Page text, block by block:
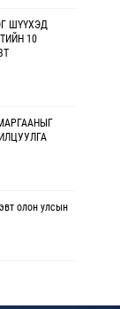
ШҮҮХЭД
10
олон улсын